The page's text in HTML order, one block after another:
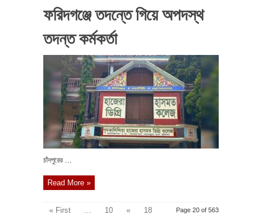
ফরিদগঞ্জে তদন্তে গিয়ে অপদস্থ
তদন্ত কর্মকর্তা
চাঁদপুরের ...
Read More »
Page 20 of 563
« First 10 «
18